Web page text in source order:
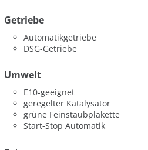
Getriebe
Automatikgetriebe
DSG-Getriebe
Umwelt
E10-geeignet
geregelter Katalysator
grüne Feinstaubplakette
Start-Stop Automatik